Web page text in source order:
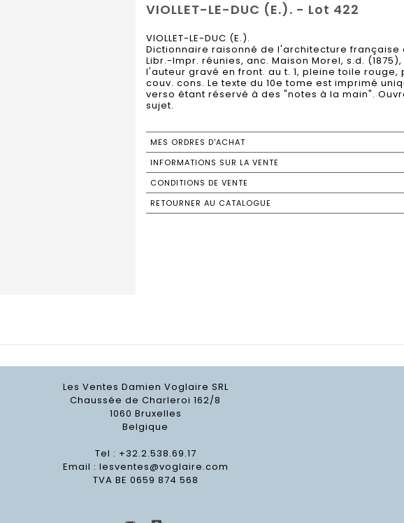
VIOLLET-LE-DUC (E.). - Lot 422
VIOLLET-LE-DUC (E.).
Dictionnaire raisonné de l'architecture française
Libr.-Impr. réunies, anc. Maison Morel, s.d.
l'auteur gravé en front. au t. 1, pleine toile
couv. cons. Le texte du 10e tome est imprimé
verso étant réservé à des "notes à la main".
sujet.
MES ORDRES D'ACHAT
INFORMATIONS SUR LA VENTE
CONDITIONS DE VENTE
RETOURNER AU CATALOGUE
Les Ventes Damien Voglaire SRL
Chaussée de Charleroi 162/8
1060 Bruxelles
Belgique
Tel : +32.2.538.69.17
Email : lesventes@voglaire.com
TVA BE 0659 874 568